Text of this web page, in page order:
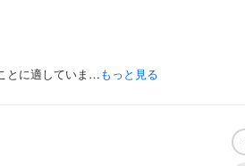
とに適していま…もっと見る